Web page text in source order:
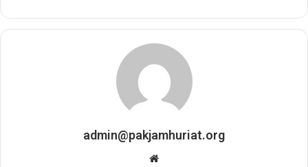
admin@pakjamhuriat.org
Website